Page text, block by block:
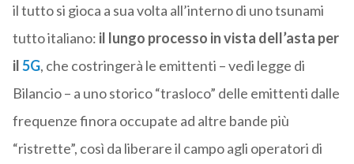
il tutto si gioca a sua volta all’interno di uno tsunami
tutto italiano: il lungo processo in vista dell’asta per
il5G, che costringerà le emittenti – vedi legge di
Bilancio – a uno storico “trasloco” delle emittenti dalle
frequenze finora occupate ad altre bande più
“ristrette”, così da liberare il campo agli operatori di